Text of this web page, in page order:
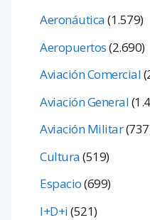
Aeronáutica(1.579)
Aeropuertos(2.690)
Aviación Comercial
Aviación General
Aviación Militar
Cultura(519)
Espacio(699)
I+D+i(521)